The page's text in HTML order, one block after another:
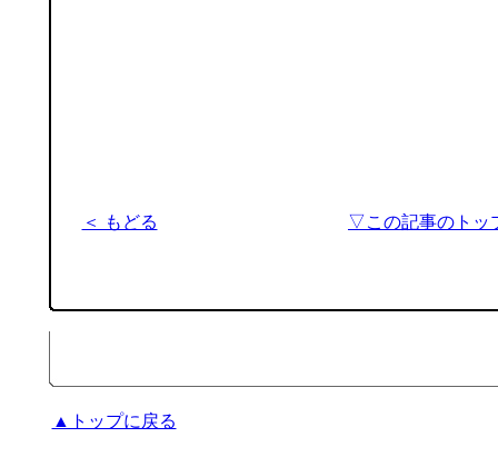
＜ もどる ▽この記事のトッ
▲トップに戻る